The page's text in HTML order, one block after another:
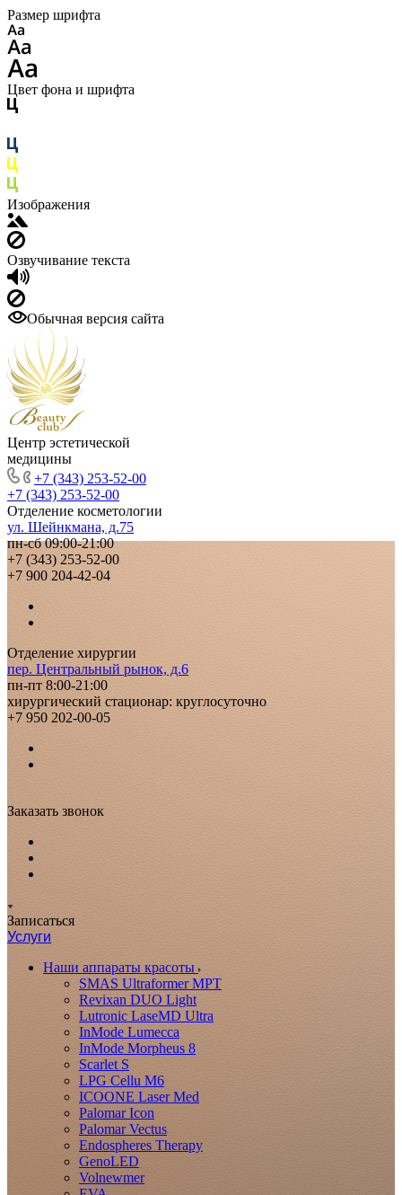
Размер шрифта
Цвет фона и шрифта
Изображения
Озвучивание текста
Обычная версия сайта
Центр эстетической
медицины
+7 (343) 253-52-00
+7 (343) 253-52-00
Отделение косметологии
ул. Шейнкмана, д.75
пн-сб 09:00-21:00
+7 (343) 253-52-00
+7 900 204-42-04
Отделение хирургии
пер. Центральный рынок, д.6
пн-пт 8:00-21:00
хирургический стационар: круглосуточно
+7 950 202-00-05
Заказать звонок
Записаться
Услуги
Наши аппараты красоты
SMAS Ultraformer MPT
Revixan DUO Light
Lutronic LaseMD Ultra
InMode Lumecca
InMode Morpheus 8
Scarlet S
LPG Cellu M6
ICOONE Laser Med
Palomar Icon
Palomar Vectus
Endospheres Therapy
GenoLED
Volnewmer